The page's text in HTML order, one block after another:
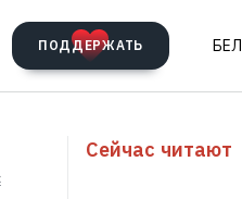
ПОДДЕРЖАТЬ БЕЛ
Сейчас читают